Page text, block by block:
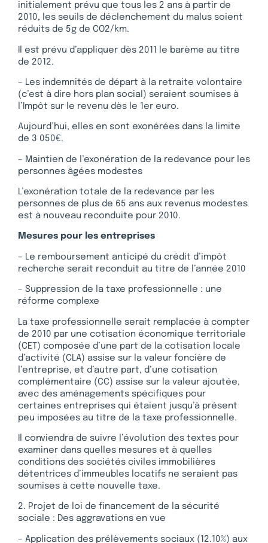
initialement prévu que tous les 2 ans à partir de
2010, les seuils de déclenchement du malus soient
réduits de 5g de CO2/km.
Il est prévu d’appliquer dès 2011 le barème au titre
de 2012.
– Les indemnités de départ à la retraite volontaire
(c’est à dire hors plan social) seraient soumises à
l’Impôt sur le revenu dès le 1er euro.
Aujourd’hui, elles en sont exonérées dans la limite
de 3 050€.
– Maintien de l’exonération de la redevance pour les
personnes âgées modestes
L’exonération totale de la redevance par les
personnes de plus de 65 ans aux revenus modestes
est à nouveau reconduite pour 2010.
Mesures pour les entreprises
– Le remboursement anticipé du crédit d’impôt
recherche serait reconduit au titre de l’année 2010
– Suppression de la taxe professionnelle : une
réforme complexe
La taxe professionnelle serait remplacée à compter
de 2010 par une cotisation économique territoriale
(CET) composée d’une part de la cotisation locale
d’activité (CLA) assise sur la valeur foncière de
l’entreprise, et d’autre part, d’une cotisation
complémentaire (CC) assise sur la valeur ajoutée,
avec des aménagements spécifiques pour
certaines entreprises qui étaient jusqu’à présent
peu imposées au titre de la taxe professionnelle.
Il conviendra de suivre l’évolution des textes pour
examiner dans quelles mesures et à quelles
conditions des sociétés civiles immobilières
détentrices d’immeubles locatifs ne seraient pas
soumises à cette nouvelle taxe.
2. Projet de loi de financement de la sécurité
sociale : Des aggravations en vue
– Application des prélèvements sociaux (12.10%) aux